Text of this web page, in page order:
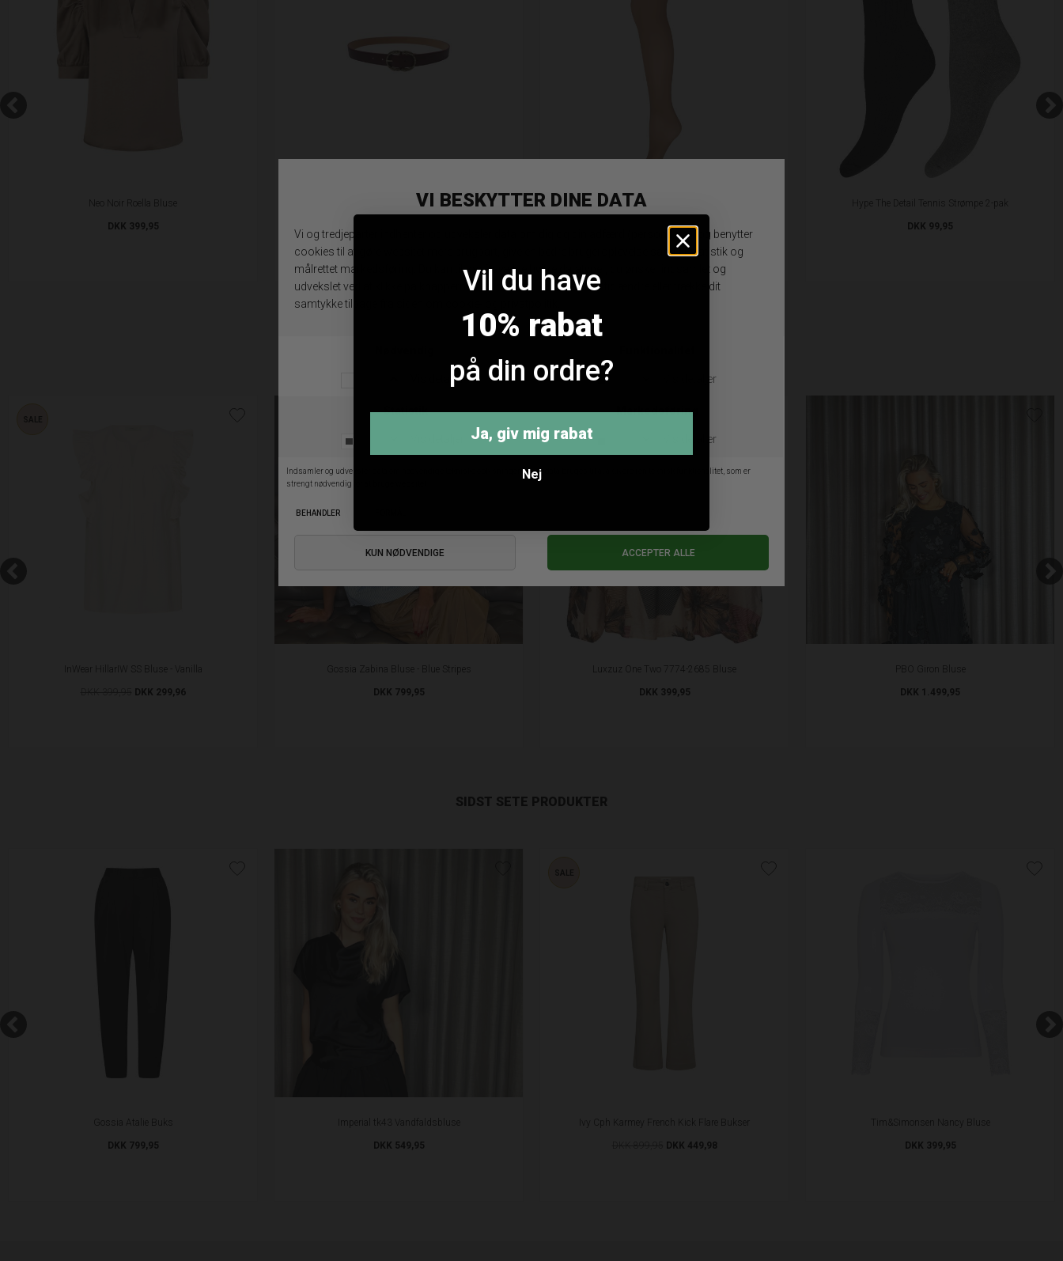
Neo Noir Roella Bluse
DKK 399,95
Black Colour BCLeonor Bælte Hype The Detail Strømpebuks
DKK 149,95
Hype The Detail Tennis Strømpe 2-pak
DKK 99,95
InWear HillarIW SS Bluse - Vanilla
DKK 299,96
Gossia Zabina Bluse - Blue Stripes
DKK 799,95
Luxzuz One Two 7774-2685 Bluse
DKK 399,95
PBO Giron Bluse
DKK 1.499,95
SIDST SETE PRODUKTER
Gossia Atalie Buks
DKK 799,95
Imperial tk43 Vandfaldsbluse
DKK 549,95
Ivy Cph Karmey French Kick Flare Bukser
DKK 449,98
Tim&Simonsen Nancy Bluse
DKK 399,95
Vil du have
10% rabat
på din ordre?
Ja, giv mig rabat
Nej